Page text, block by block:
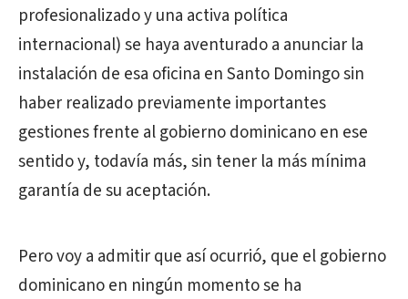
profesionalizado y una activa política
internacional) se haya aventurado a anunciar la
instalación de esa oficina en Santo Domingo sin
haber realizado previamente importantes
gestiones frente al gobierno dominicano en ese
sentido y, todavía más, sin tener la más mínima
garantía de su aceptación.
Pero voy a admitir que así ocurrió, que el gobierno
dominicano en ningún momento se ha